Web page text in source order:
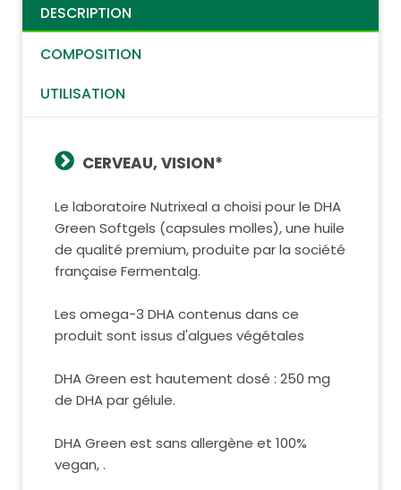
DESCRIPTION
COMPOSITION
UTILISATION
CERVEAU, VISION*
Le laboratoire Nutrixeal a choisi pour le DHA
Green Softgels (capsules molles), une huile
de qualité premium, produite par la société
française Fermentalg.
Les omega-3 DHA contenus dans ce
produit sont issus d'algues végétales
DHA Green est hautement dosé : 250 mg
de DHA par gélule.
DHA Green est sans allergène et 100%
vegan, .